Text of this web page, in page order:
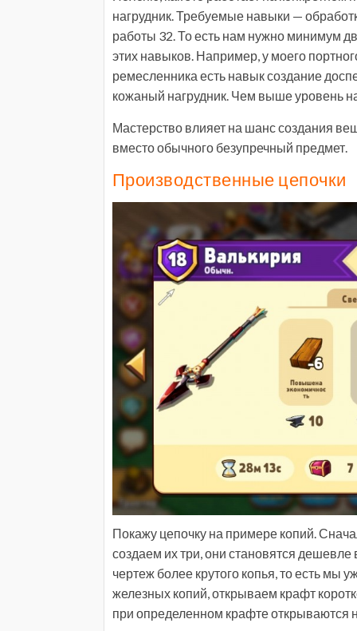
нагрудник. Требуемые навыки —
работы 32. То есть нам нужно минимум
этих навыков. Например, у моего
ремесленника есть навык создание
кожаный нагрудник. Чем выше уровень
Мастерство влияет на шанс создания
вместо обычного безупречный предмет.
Производственные цепочки
Покажу цепочку на примере копий.
создаем их три, они становятся
чертеж более крутого копья, то есть мы
железных копий, открываем крафт
при определенном крафте открываются